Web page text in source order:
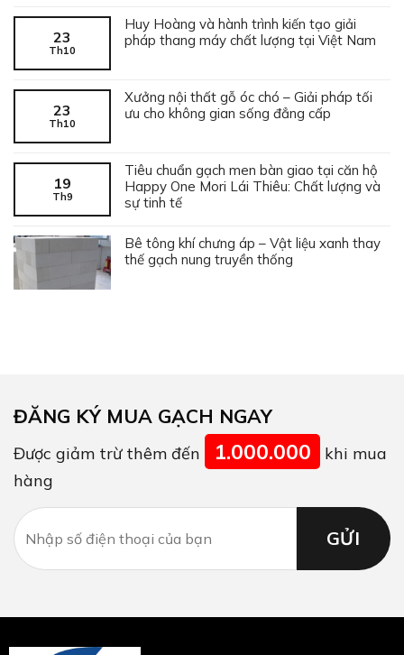
23
Th10
Huy Hoàng và hành trình kiến tạo giải
pháp thang máy chất lượng tại Việt Nam
23
Th10
Xưởng nội thất gỗ óc chó – Giải pháp tối
ưu cho không gian sống đẳng cấp
19
Th9
Tiêu chuẩn gạch men bàn giao tại căn hộ
Happy One Mori Lái Thiêu: Chất lượng và
sự tinh tế
Bê tông khí chưng áp – Vật liệu xanh thay
thế gạch nung truyền thống
ĐĂNG KÝ MUA GẠCH NGAY
Được giảm trừ thêm đến 1.000.000
khi mua
hàng